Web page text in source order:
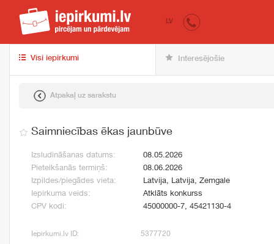
iepirkumi.lv
LV
Visi iepirkumi Interesējošie
Atpakaļ uz sarakstu
Saimniecības ēkas jaunbūve
Izsludināšanas datums:
08.05.2026
Pieteikšanās termiņš:
08.06.2026
Izpildes/piegādes vieta:
Latvija, Latvija, Zemgale
Iepirkuma veids:
Atklāts konkurss
CPV kodi:
45000000-7, 45421130-4
Iepirkumi.lv ID: 5377720